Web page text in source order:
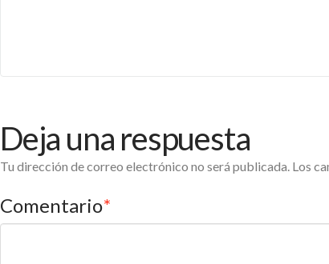
Deja una respuesta
Tu dirección de correo electrónico no será publicada. Los
Comentario*